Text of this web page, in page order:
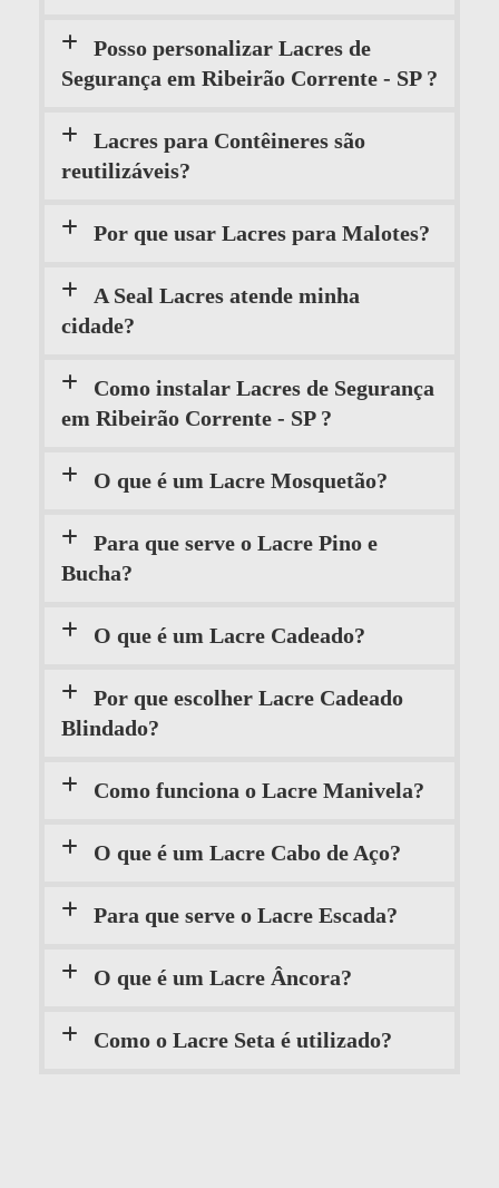
Posso personalizar Lacres de
Segurança em Ribeirão Corrente - SP ?
Lacres para Contêineres são
reutilizáveis?
Por que usar Lacres para Malotes?
A Seal Lacres atende minha
cidade?
Como instalar Lacres de Segurança
em Ribeirão Corrente - SP ?
O que é um Lacre Mosquetão?
Para que serve o Lacre Pino e
Bucha?
O que é um Lacre Cadeado?
Por que escolher Lacre Cadeado
Blindado?
Como funciona o Lacre Manivela?
O que é um Lacre Cabo de Aço?
Para que serve o Lacre Escada?
O que é um Lacre Âncora?
Como o Lacre Seta é utilizado?